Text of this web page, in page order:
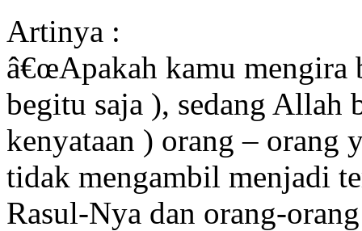
Artinya :
â€œApakah kamu mengira
begitu saja ), sedang Allah
kenyataan ) orang – orang
tidak mengambil menjadi
Rasul-Nya dan orang-